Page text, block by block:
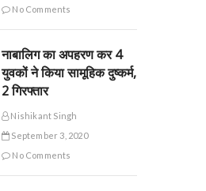
No Comments
नाबालिग का अपहरण कर 4
युवकों ने किया सामूहिक दुष्कर्म,
2 गिरफ्तार
Nishikant Singh
September 3, 2020
No Comments